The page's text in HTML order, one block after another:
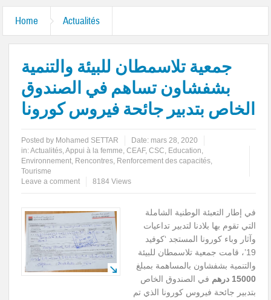
Home Actualités
جمعية تلاسمطان للبيئة والتنمية
بشفشاون تساهم في الصندوق
الخاص بتدبير جائحة فيروس كورونا
Posted by Mohamed SETTAR Date: mars 28, 2020
in:Actualités,Appui à la femme,CEAF,CSC, Education,
Environnement, Rencontres, Renforcement des capacités,
Tourisme
Leave a comment
8184 Views
في إطار التعبئة الوطنية الشاملة
التي تقوم بها بلادنا لتدبير تداعيات
وآثار وباء كورونا المستجد ‘كوفيد
19’، قامت جمعية تلاسمطان للبيئة
والتنمية بشفشاون بالمساهمة بمبلغ
15000 درهم
في الصندوق الخاص
بتدبير جائحة فيروس كورونا الذي تم